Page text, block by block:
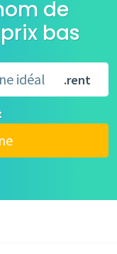
de
bas
.rent